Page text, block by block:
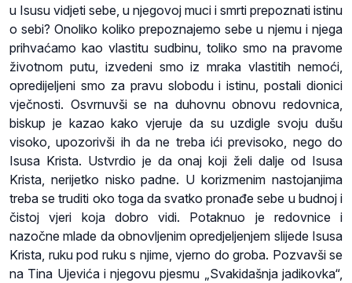
u Isusu vidjeti sebe, u njegovoj muci i smrti prepoznati istinu
o sebi? Onoliko koliko prepoznajemo sebe u njemu i njega
prihvaćamo kao vlastitu sudbinu, toliko smo na pravome
životnom putu, izvedeni smo iz mraka vlastitih nemoći,
opredijeljeni smo za pravu slobodu i istinu, postali dionici
vječnosti. Osvrnuvši se na duhovnu obnovu redovnica,
biskup je kazao kako vjeruje da su uzdigle svoju dušu
visoko, upozorivši ih da ne treba ići previsoko, nego do
Isusa Krista. Ustvrdio je da onaj koji želi dalje od Isusa
Krista, nerijetko nisko padne. U korizmenim nastojanjima
treba se truditi oko toga da svatko pronađe sebe u budnoj i
čistoj vjeri koja dobro vidi. Potaknuo je redovnice i
nazočne mlade da obnovljenim opredjeljenjem slijede Isusa
Krista, ruku pod ruku s njime, vjerno do groba. Pozvavši se
na Tina Ujevića i njegovu pjesmu „Svakidašnja jadikovka“,